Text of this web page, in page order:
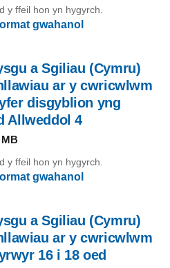
y ffeil hon yn hygyrch.
gwahanol
a Sgiliau (Cymru)
ar y cwricwlwm
disgyblion yng
Allweddol 4
MB
y ffeil hon yn hygyrch.
gwahanol
a Sgiliau (Cymru)
ar y cwricwlwm
16 i 18 oed